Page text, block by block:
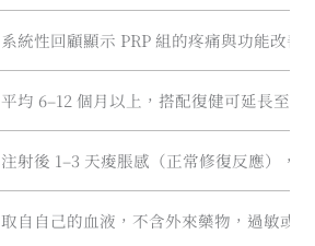
系統性回顧顯示 PRP 組的疼痛與功能改善
平均 6–12 個月以上，搭配復健可延長至
注射後 1–3 天痠脹感（正常修復反應），
取自自己的血液，不含外來藥物，過敏或